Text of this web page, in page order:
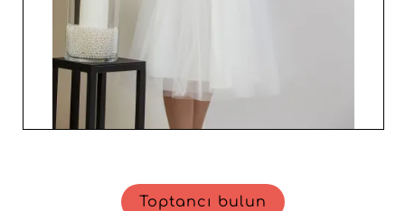
Toptancı bulun